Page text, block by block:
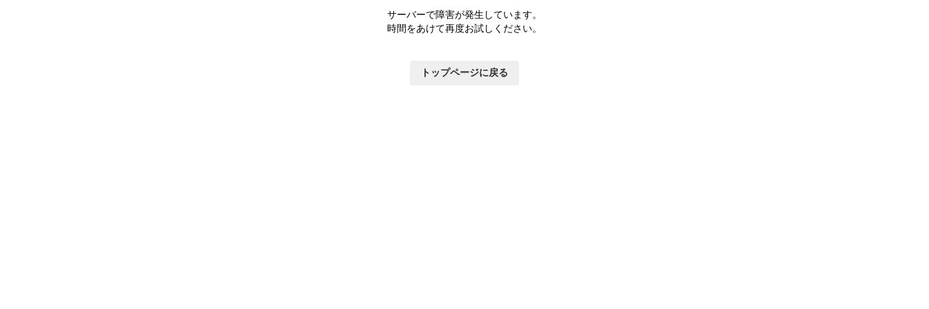
サーバーで障害が発生しています。
時間をあけて再度お試しください。
トップページに戻る